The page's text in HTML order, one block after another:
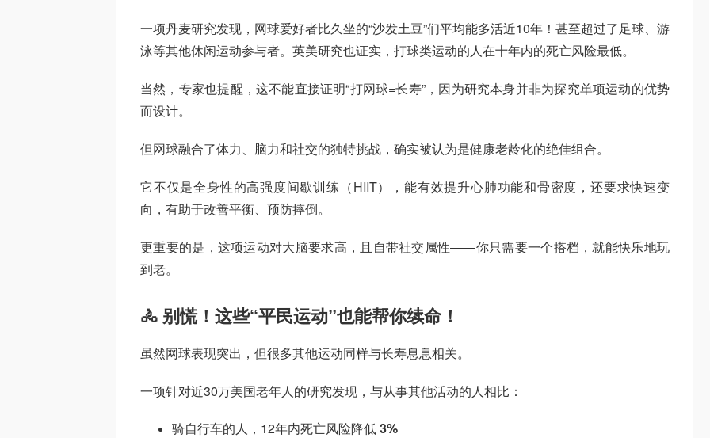
一项丹麦研究发现，网球爱好者比久坐的“沙发土豆”们平均能多活近10年！甚至超过了足球、游
泳等其他休闲运动参与者。英美研究也证实，打球类运动的人在十年内的死亡风险最低。
当然，专家也提醒，这不能直接证明“打网球=长寿”，因为研究本身并非为探究单项运动的优势
而设计。
但网球融合了体力、脑力和社交的独特挑战，确实被认为是健康老龄化的绝佳组合。
它不仅是全身性的高强度间歇训练（HIIT），能有效提升心肺功能和骨密度，还要求快速变
向，有助于改善平衡、预防摔倒。
更重要的是，这项运动对大脑要求高，且自带社交属性——你只需要一个搭档，就能快乐地玩
到老。
🚴 别慌！这些“平民运动”也能帮你续命！
虽然网球表现突出，但很多其他运动同样与长寿息息相关。
一项针对近30万美国老年人的研究发现，与从事其他活动的人相比：
骑自行车的人，12年内死亡风险降低3%